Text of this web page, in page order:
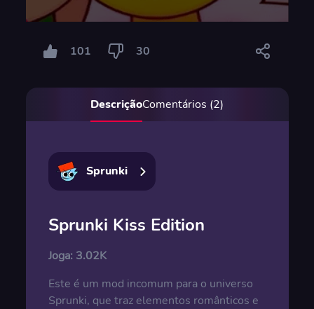
101 30
DescriçãoComentários (2)
Sprunki
Sprunki Kiss Edition
Joga: 3.02K
Este é um mod incomum para o universo
Sprunki, que traz elementos românticos e